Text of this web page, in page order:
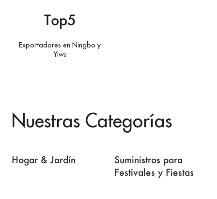
Top5
Exportadores en Ningbo y
Yiwu
Nuestras Categorías
Hogar & Jardín
Suministros para
Festivales y Fiestas